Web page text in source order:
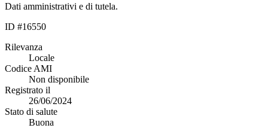
Dati amministrativi e di tutela.
ID #16550
Rilevanza
Locale
Codice AMI
Non disponibile
Registrato il
26/06/2024
Stato di salute
Buona